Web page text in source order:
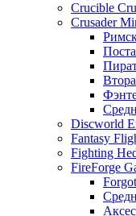
Crucible
Crusader
Discworld
Fantasy
Fighting
FireForge